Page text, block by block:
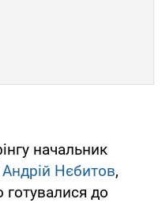
начальник
Андрій Нєбитов,
готувалися до